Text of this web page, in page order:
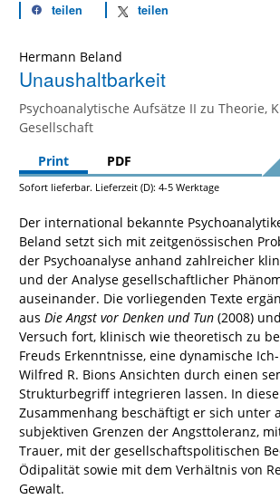
teilen
teilen
Hermann Beland
Unaushaltbarkeit
Psychoanalytische Aufsätze II zu Theorie,
Gesellschaft
Print
PDF
Sofort lieferbar. Lieferzeit (D): 4-5 Werktage
Der international bekannte
Beland setzt sich mit zeitgenössischen
der Psychoanalyse anhand zahlreicher
und der Analyse gesellschaftlicher
auseinander. Die vorliegenden Texte
aus Die Angst vor Denken und Tun (2008)
Versuch fort, klinisch wie theoretisch zu
Freuds Erkenntnisse, eine dynamische
Wilfred R. Bions Ansichten durch einen
Strukturbegriff integrieren lassen. In
Zusammenhang beschäftigt er sich unter
subjektiven Grenzen der Angsttoleranz,
Trauer, mit der gesellschaftspolitischen
Ödipalität sowie mit dem Verhältnis von
Gewalt.